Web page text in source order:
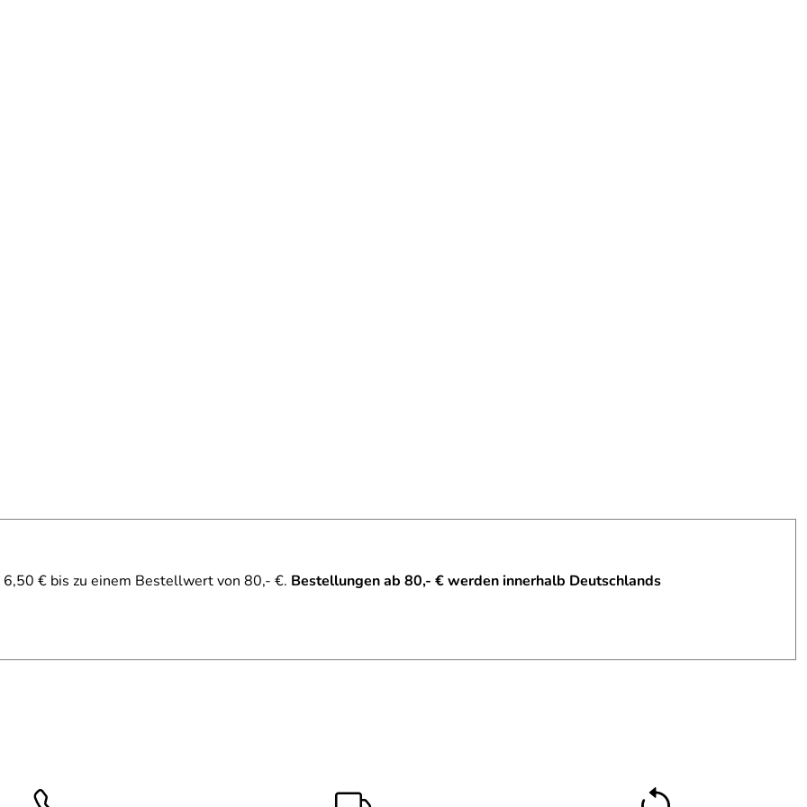
€ bis zu einem Bestellwert von 80,- €. Bestellungen ab 80,- € werden innerhalb Deutschlands